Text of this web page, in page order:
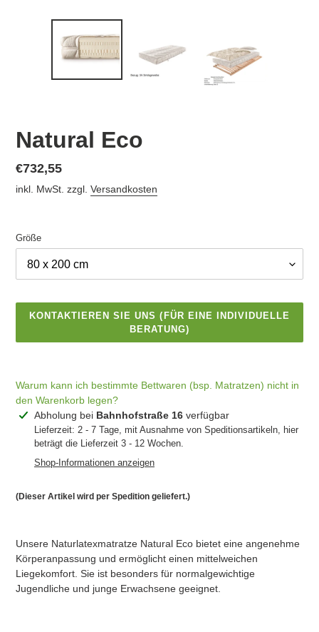
Natural Eco
Normaler
Preis
€732,55
inkl. MwSt. zzgl. Versandkosten
Größe
KONTAKTIEREN SIE UNS (FÜR EINE INDIVIDUELLE
BERATUNG)
Warum kann ich bestimmte Bettwaren (bsp. Matratzen) nicht in
den Warenkorb legen?
IN DEN
WARENKORB
LEGEN
CHECKOUT
Produkt
Warenkorb
Abholung bei Bahnhofstraße 16 verfügbar
Lieferzeit: 2 - 7 Tage, mit Ausnahme von Speditionsartikeln, hier
beträgt die Lieferzeit 3 - 12 Wochen.
Shop-Informationen anzeigen
(Dieser Artikel wird per Spedition geliefert.)
Unsere Naturlatexmatratze Natural Eco bietet eine angenehme
Körperanpassung und ermöglicht einen mittelweichen
Liegekomfort. Sie ist besonders für normalgewichtige
Jugendliche und junge Erwachsene geeignet.